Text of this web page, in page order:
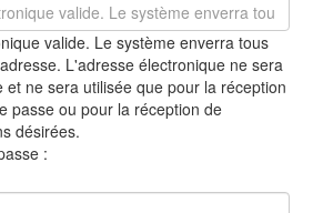
valide. Le système enverra tous
L'adresse électronique ne sera
et ne sera utilisée que pour la réception
passe ou pour la réception de
désirées.
: